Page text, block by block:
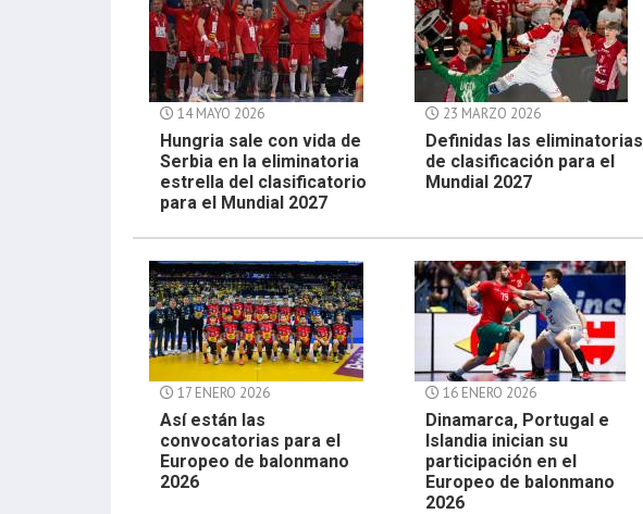
14 MAYO 2026
Hungria sale con vida de
Serbia en la eliminatoria
estrella del clasificatorio
para el Mundial 2027
23 MARZO 2026
Definidas las eliminatorias
de clasificación para el
Mundial 2027
17 ENERO 2026
Así están las
convocatorias para el
Europeo de balonmano
2026
16 ENERO 2026
Dinamarca, Portugal e
Islandia inician su
participación en el
Europeo de balonmano
2026